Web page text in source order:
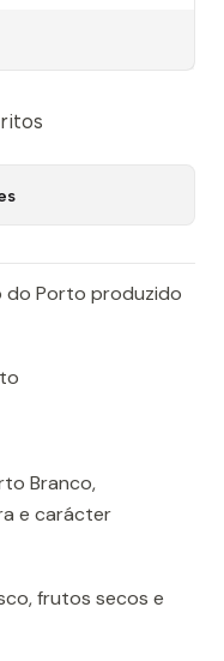
do Porto produzido
Branco,
e carácter
frutos secos e